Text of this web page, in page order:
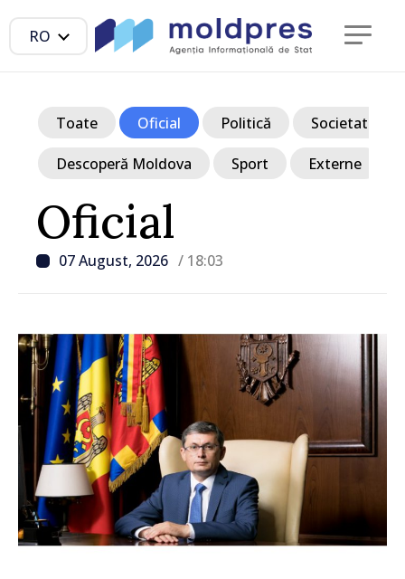
RO
Oficial
07 August, 2026 / 18:03
Toate Oficial Politică Societate
Descoperă Moldova Sport Externe